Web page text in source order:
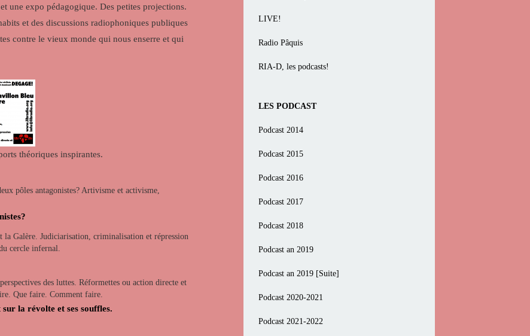
une expo pédagogique. Des petites projections.
et des discussions radiophoniques publiques
contre le vieux monde qui nous enserre et qui
théoriques inspirantes.
pôles antagonistes? Artivisme et activisme,
la Galère. Judiciarisation, criminalisation et répression
cercle infernal.
des luttes. Réformettes ou action directe et
Que faire. Comment faire.
la révolte et ses souffles.
LIVE!
Radio Pâquis
RIA-D, les podcasts!
LES PODCAST
Podcast 2014
Podcast 2015
Podcast 2016
Podcast 2017
Podcast 2018
Podcast an 2019
Podcast an 2019 [Suite]
Podcast 2020-2021
Podcast 2021-2022